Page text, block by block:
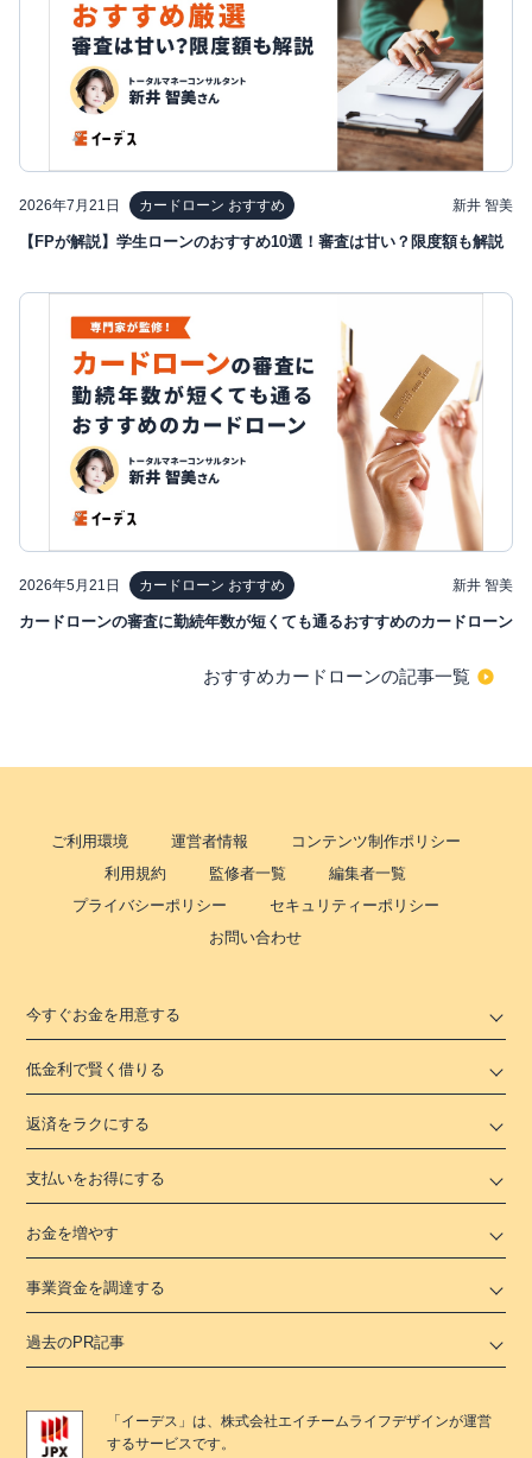
2026年7月21日 カードローン おすすめ 新井 智美
【FPが解説】学生ローンのおすすめ10選！審査は甘い？限度額も解説
2026年5月21日 カードローン おすすめ 新井 智美
カードローンの審査に勤続年数が短くても通るおすすめのカードローン
おすすめカードローンの記事一覧
ご利用環境 運営者情報
コンテンツ制作ポリシー
利用規約
監修者一覧
編集者一覧
プライバシーポリシー
セキュリティーポリシー
お問い合わせ
今すぐお金を用意する
低金利で賢く借りる
返済をラクにする
支払いをお得にする
お金を増やす
事業資金を調達する
過去のPR記事
「 イーデス 」は、株式会社エイチームライフデザインが運営
するサービスです。